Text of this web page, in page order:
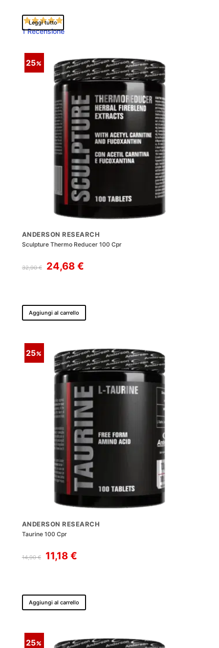
1 Recensione
Leggi tutto
25
ANDERSON RESEARCH
Sculpture Thermo Reducer 100 Cpr
32,90€
Il
prezzo
32,90 €.
24,68 €Il
24,68 €.
Aggiungi al carrello
25
ANDERSON RESEARCH
Taurine 100 Cpr
14,90€
Il
prezzo
14,90 €.
11,18 €Il
11,18 €.
Aggiungi al carrello
25